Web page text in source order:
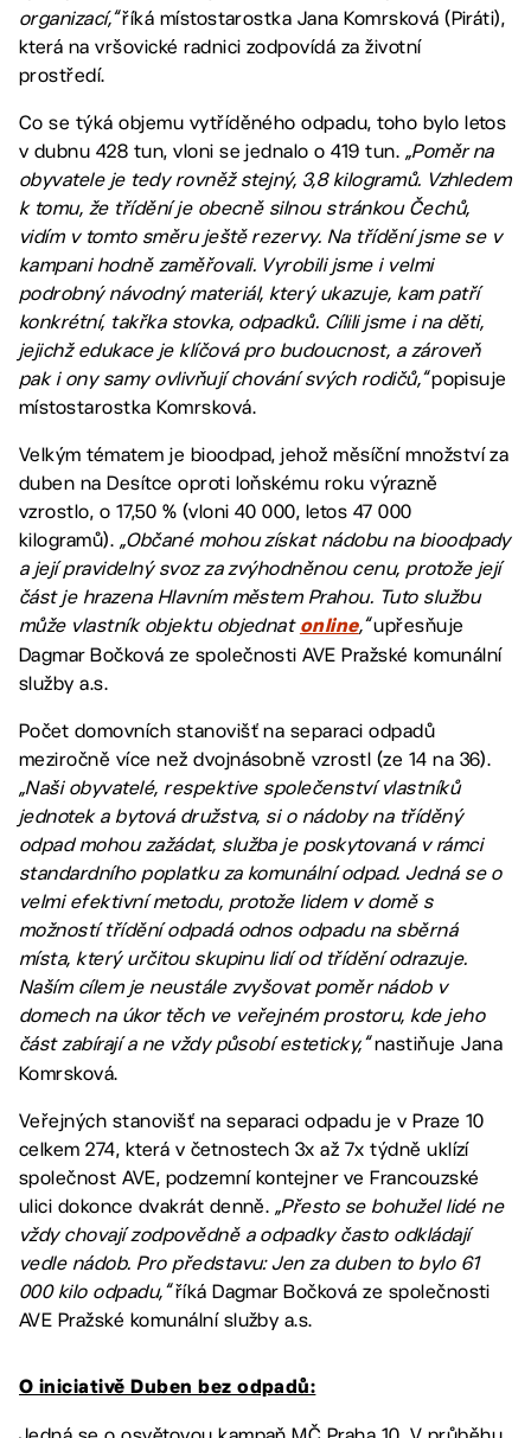
organizací,“říká místostarostka Jana Komrsková (Piráti),
která na vršovické radnici zodpovídá za životní
prostředí.
Co se týká objemu vytříděného odpadu, toho bylo letos
v dubnu 428 tun, vloni se jednalo o 419 tun. „Poměr na
obyvatele je tedy rovněž stejný, 3,8 kilogramů. Vzhledem
k tomu, že třídění je obecně silnou stránkou Čechů,
vidím v tomto směru ještě rezervy. Na třídění jsme se v
kampani hodně zaměřovali. Vyrobili jsme i velmi
podrobný návodný materiál, který ukazuje, kam patří
konkrétní, takřka stovka, odpadků. Cílili jsme i na děti,
jejichž edukace je klíčová pro budoucnost, a zároveň
pak i ony samy ovlivňují chování svých rodičů,“popisuje
místostarostka Komrsková.
Velkým tématem je bioodpad, jehož měsíční množství za
duben na Desítce oproti loňskému roku výrazně
vzrostlo, o 17,50 % (vloni 40 000, letos 47 000
kilogramů). „Občané mohou získat nádobu na bioodpady
a její pravidelný svoz za zvýhodněnou cenu, protože její
část je hrazena Hlavním městem Prahou. Tuto službu
může vlastník objektu objednat online,“upřesňuje
Dagmar Bočková ze společnosti AVE Pražské komunální
služby a.s.
Počet domovních stanovišť na separaci odpadů
meziročně více než dvojnásobně vzrostl (ze 14 na 36).
„Naši obyvatelé, respektive společenství vlastníků
jednotek a bytová družstva, si o nádoby na tříděný
odpad mohou zažádat, služba je poskytovaná v rámci
standardního poplatku za komunální odpad. Jedná se o
velmi efektivní metodu, protože lidem v domě s
možností třídění odpadá odnos odpadu na sběrná
místa, který určitou skupinu lidí od třídění odrazuje.
Naším cílem je neustále zvyšovat poměr nádob v
domech na úkor těch ve veřejném prostoru, kde jeho
část zabírají a ne vždy působí esteticky,“ nastiňuje Jana
Komrsková.
Veřejných stanovišť na separaci odpadu je v Praze 10
celkem 274, která v četnostech 3x až 7x týdně uklízí
společnost AVE, podzemní kontejner ve Francouzské
ulici dokonce dvakrát denně. „Přesto se bohužel lidé ne
vždy chovají zodpovědně a odpadky často odkládají
vedle nádob. Pro představu: Jen za duben to bylo 61
000 kilo odpadu,“říká Dagmar Bočková ze společnosti
AVE Pražské komunální služby a.s.
O iniciativě Duben bez odpadů: